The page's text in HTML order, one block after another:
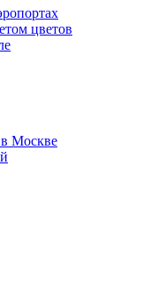
цветов
в Москве